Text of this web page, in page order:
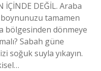
İÇİNDE DEĞİL. Araba
tamamen
bölgesinden dönmeye
Sabah güne
soğuk suyla yıkayın.